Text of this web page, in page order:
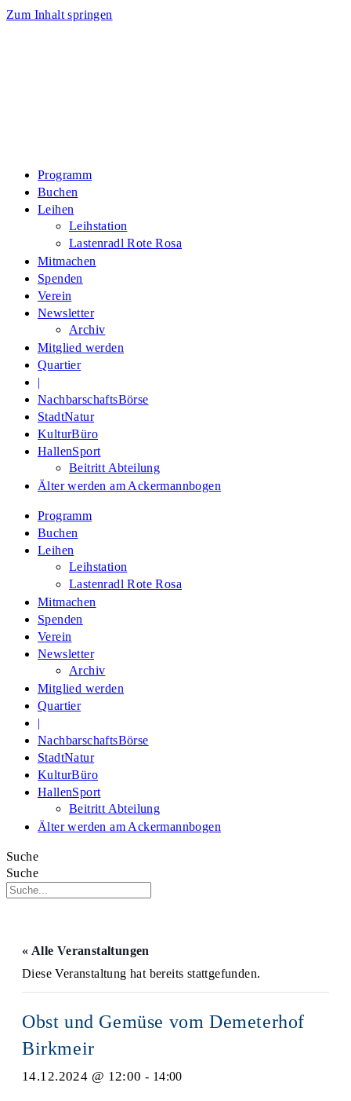
Zum Inhalt springen
Programm
Buchen
Leihen
Leihstation
Lastenradl Rote Rosa
Mitmachen
Spenden
Verein
Newsletter
Archiv
Mitglied werden
Quartier
|
NachbarschaftsBörse
StadtNatur
KulturBüro
HallenSport
Beitritt Abteilung
Älter werden am Ackermannbogen
Programm
Buchen
Leihen
Leihstation
Lastenradl Rote Rosa
Mitmachen
Spenden
Verein
Newsletter
Archiv
Mitglied werden
Quartier
|
NachbarschaftsBörse
StadtNatur
KulturBüro
HallenSport
Beitritt Abteilung
Älter werden am Ackermannbogen
Suche
Suche
« Alle Veranstaltungen
Diese Veranstaltung hat bereits stattgefunden.
Obst und Gemüse vom Demeterhof
Birkmeir
14.12.2024 @ 12:00 - 14:00